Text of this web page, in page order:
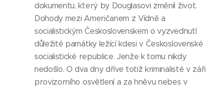
dokumentu, který by Douglasovi změnil život.
Dohody mezi Američanem z Vídně a
socialistickým Československem o vyzvednutí
důležité památky ležící kdesi v Československé
socialistické republice. Jenže k tomu nikdy
nedošlo. O dva dny dříve totiž kriminalisté v záři
provizorního osvětlení a za hněvu nebes v